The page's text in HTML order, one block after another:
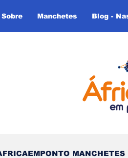
Sobre Manchetes Blog -
MANCHETES